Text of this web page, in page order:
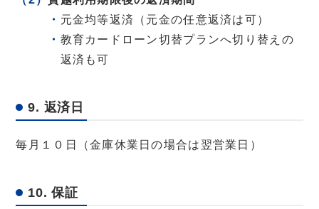
元金均等返済（元金の任意返済は可）
教育カードローン切替プランへ切り替えの
返済も可
9. 返済日
毎月１０日（金庫休業日の場合は翌営業日）
10. 保証